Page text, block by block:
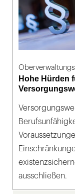
Hohe Hürden
ausschließen.